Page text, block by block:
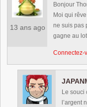
13 ans ago
Bonjour
Moi qui
ne suis pas
gagne au
Connectez-
Le souci
l’argent